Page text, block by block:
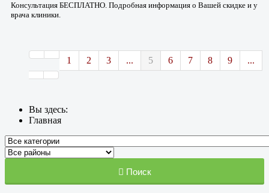
Консультация БЕСПЛАТНО. Подробная информация о Вашей скидке и у
врача клиники.
1 2 3 ... 5 6 7 8 9 ...
Вы здесь:
Главная
Поиск